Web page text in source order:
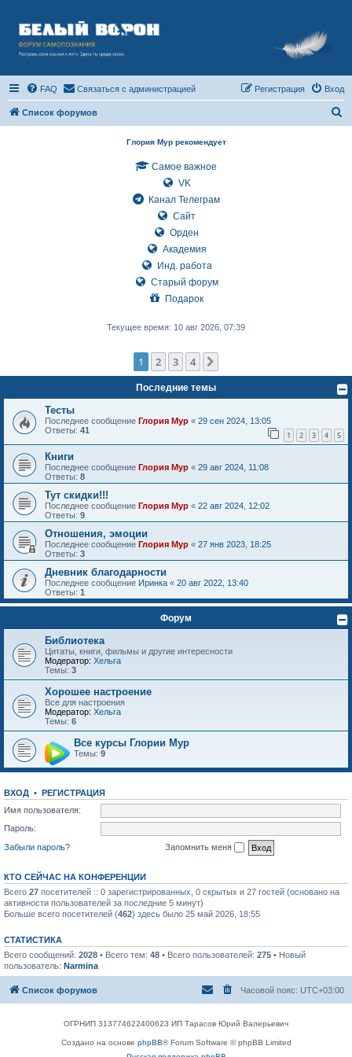
FAQ Связаться с администрацией Вход
Регистрация
Список форумов
Глория Мур рекомендует
Самое важное
VK
Канал Телеграм
Сайт
Орден
Академия
Инд. работа
Старый форум
Подарок
Текущее время: 10 авг 2026, 07:39
1 2 3 4
Последние темы
Тесты
Последнее сообщение Глория Мур « 29 сен 2024, 13:05
Ответы: 41 1 2 3 4 5
Книги
Последнее сообщение Глория Мур « 29 авг 2024, 11:08
Ответы: 8
Тут скидки!!!
Последнее сообщение Глория Мур « 22 авг 2024, 12:02
Ответы: 9
Отношения, эмоции
Последнее сообщение Глория Мур « 27 янв 2023, 18:25
Ответы: 3
Дневник благодарности
Последнее сообщение Иринка « 20 авг 2022, 13:40
Ответы: 1
Форум
Библиотека
Цитаты, книги, фильмы и другие интересности
Модератор: Хельга
Темы: 3
Хорошее настроение
Все для настроения
Модератор: Хельга
Темы: 6
Все курсы Глории Мур
Темы: 9
ВХОД • РЕГИСТРАЦИЯ
Имя пользователя:
Пароль:
Забыли пароль?
Запомнить меня
КТО СЕЙЧАС НА КОНФЕРЕНЦИИ
Всего 27 посетителей :: 0 зарегистрированных, 0 скрытых и 27 гостей (основано на
активности пользователей за последние 5 минут)
Больше всего посетителей (462) здесь было 25 май 2026, 18:55
СТАТИСТИКА
Всего сообщений: 2028 • Всего тем: 48 • Всего пользователей: 275 • Новый
пользователь: Narmina
Список форумов Часовой пояс: UTC+03:00
ОГРНИП 313774622400623 ИП Тарасов Юрий Валерьевич
Создано на основе phpBB® Forum Software © phpBB Limited